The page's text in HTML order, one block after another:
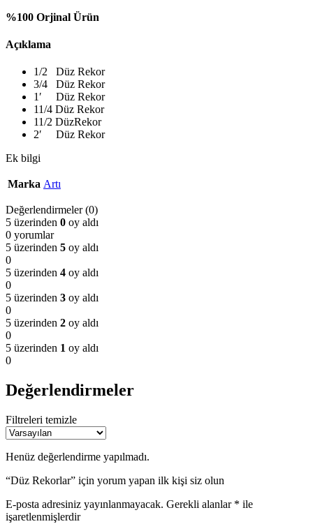
%100 Orjinal Ürün
Açıklama
1/2 Düz Rekor
3/4 Düz Rekor
1′ Düz Rekor
11/4 Düz Rekor
11/2 DüzRekor
2′ Düz Rekor
Ek bilgi
Marka Artı
Değerlendirmeler (0)
5 üzerinden 0 oy aldı
0 yorumlar
5 üzerinden 5 oy aldı
0
5 üzerinden 4 oy aldı
0
5 üzerinden 3 oy aldı
0
5 üzerinden 2 oy aldı
0
5 üzerinden 1 oy aldı
0
Değerlendirmeler
Filtreleri temizle
Henüz değerlendirme yapılmadı.
“Düz Rekorlar” için yorum yapan ilk kişi siz olun
E-posta adresiniz yayınlanmayacak. Gerekli alanlar * ile
işaretlenmişlerdir